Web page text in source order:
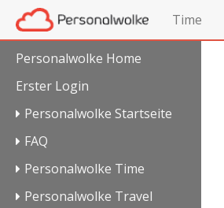
Time
Personalwolke Home
Erster Login
Personalwolke Startseite
FAQ
Personalwolke Time
Personalwolke Travel